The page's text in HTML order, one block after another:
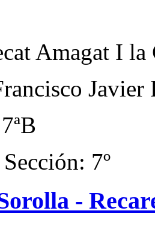
Amagat I la
Javier
7º
-